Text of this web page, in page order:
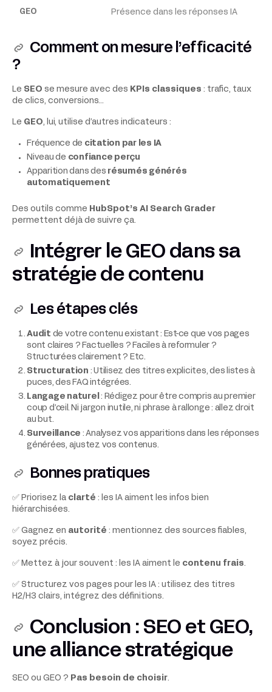
Présence dans les réponses IA
Comment on mesure l’efficacité
?
Le SEO se mesure avec des KPIs classiques : trafic, taux
de clics, conversions…
Le GEO, lui, utilise d’autres indicateurs :
Fréquence de citation par les IA
Niveau de confiance perçu
Apparition dans des résumés générés
automatiquement
Des outils comme HubSpot’s AI Search Grader
permettent déjà de suivre ça.
Intégrer le GEO dans sa
stratégie de contenu
Les étapes clés
Audit de votre contenu existant : Est-ce que vos pages
sont claires ? Factuelles ? Faciles à reformuler ?
Structurées clairement ? Etc.
Structuration : Utilisez des titres explicites, des listes à
puces, des FAQ intégrées.
Langage naturel : Rédigez pour être compris au premier
coup d’œil. Ni jargon inutile, ni phrase à rallonge : allez droit
au but.
Surveillance : Analysez vos apparitions dans les réponses
générées, ajustez vos contenus.
Bonnes pratiques
✅ Priorisez la clarté : les IA aiment les infos bien
hiérarchisées.
✅ Gagnez en autorité : mentionnez des sources fiables,
soyez précis.
✅ Mettez à jour souvent : les IA aiment le contenu frais.
✅ Structurez vos pages pour les IA : utilisez des titres
H2/H3 clairs, intégrez des définitions.
Conclusion : SEO et GEO,
une alliance stratégique
SEO ou GEO ? Pas besoin de choisir.